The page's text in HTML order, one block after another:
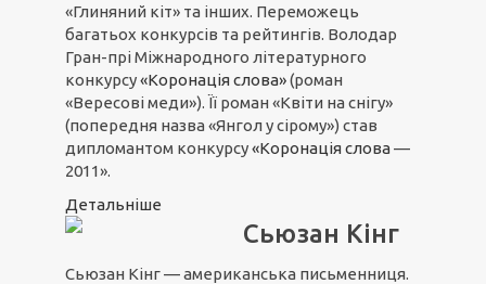
«Глиняний кіт» та інших. Переможець
багатьох конкурсів та рейтингів. Володар
Гран-прі Міжнародного літературного
конкурсу«Коронація слова»(роман
«Вересові меди»). Її роман «Квіти на снігу»
(попередня назва «Янгол у сірому») став
дипломантом конкурсу«Коронація слова—
2011».
Детальніше
Сьюзан Кінг
Сьюзан Кінг — американська письменниця.